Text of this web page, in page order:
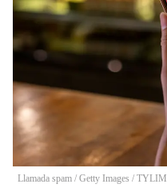
Llamada spam / Getty Images / TYLIM